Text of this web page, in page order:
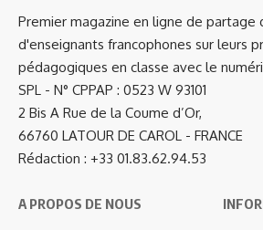
Premier magazine en ligne de partage
d'enseignants francophones sur leurs
pédagogiques en classe avec le
SPL - N° CPPAP : 0523 W 93101
2 Bis A Rue de la Coume d’Or,
66760 LATOUR DE CAROL - FRANCE
Rédaction : +33 01.83.62.94.53
A PROPOS DE NOUS